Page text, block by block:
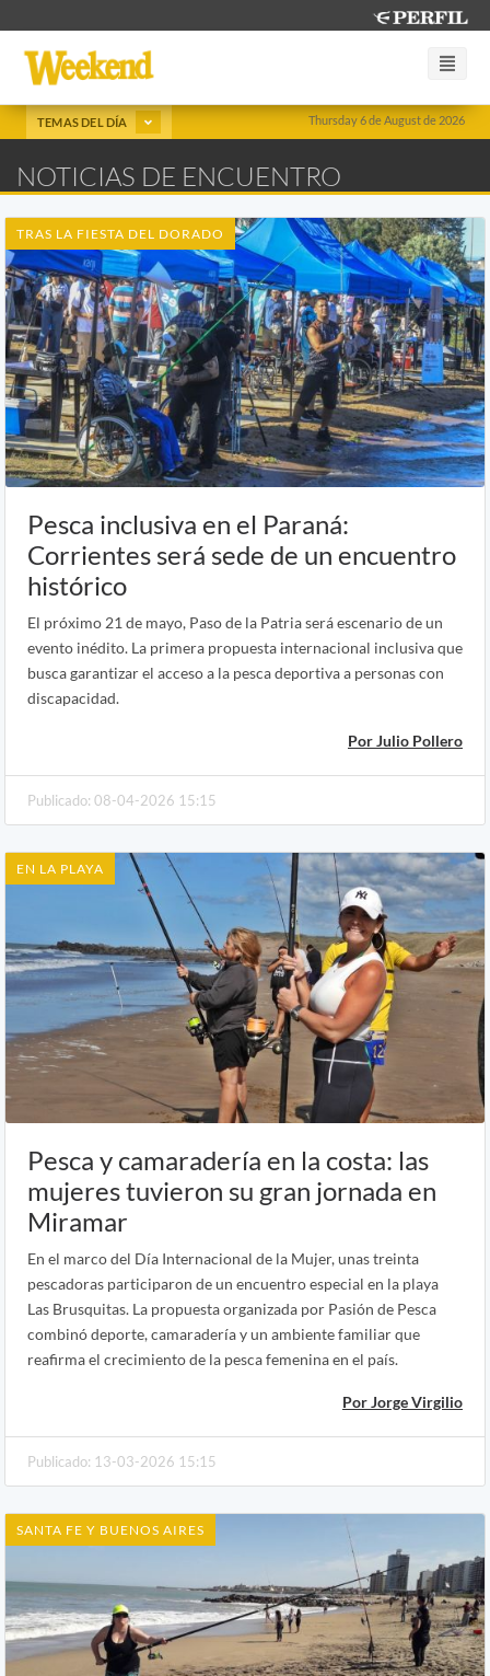
Thursday 6 de August de 2026
TEMAS DEL DÍA
NOTICIAS DE ENCUENTRO
TRAS LA FIESTA DEL DORADO
Pesca inclusiva en el Paraná:
Corrientes será sede de un encuentro
histórico
El próximo 21 de mayo, Paso de la Patria será escenario de un
evento inédito. La primera propuesta internacional inclusiva que
busca garantizar el acceso a la pesca deportiva a personas con
discapacidad.
Por Julio Pollero
Publicado: 08-04-2026 15:15
EN LA PLAYA
Pesca y camaradería en la costa: las
mujeres tuvieron su gran jornada en
Miramar
En el marco del Día Internacional de la Mujer, unas treinta
pescadoras participaron de un encuentro especial en la playa
Las Brusquitas. La propuesta organizada por Pasión de Pesca
combinó deporte, camaradería y un ambiente familiar que
reafirma el crecimiento de la pesca femenina en el país.
Por Jorge Virgilio
Publicado: 13-03-2026 15:15
SANTA FE Y BUENOS AIRES